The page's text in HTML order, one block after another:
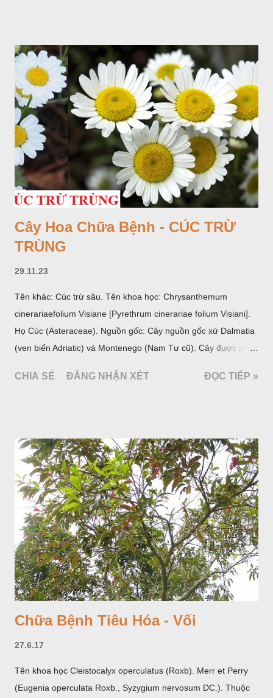
Cây Hoa Chữa Bệnh - CÚC TRỪ
TRÙNG
29.11.23
Tên khác: Cúc trừ sâu. Tên khoa học: Chrysanthemum
cinerariaefolium Visiane [Pyrethrum cinerariae folium Visiani].
Họ Cúc (Asteraceae). Nguồn gốc: Cây nguồn gốc xứ Dalmatia
(ven biển Adriatic) và Montenego (Nam Tư cũ). Cây được phân
trồng để khai thác: Pháp, Nga, Đức, Nam Tư (cũ), sau lan
Tam Đảo (Vĩnh Phúc), đã thu được kết quả ban đầu (những
năm 1560- 70); thường trồng đến năm thứ hai, thứ ba mới hái
hoa; trồng một lần thu hoạch 10 - 20 năm.
CHIA SẺ ĐĂNG NHẬN XÉT ĐỌC TIẾP »
Chữa Bệnh Tiêu Hóa - Vối
27.6.17
Tên khoa học Cleistocalyx operculatus (Roxb). Merr et Perry
(Eugenia operculata Roxb., Syzygium nervosum DC.). Thuộc